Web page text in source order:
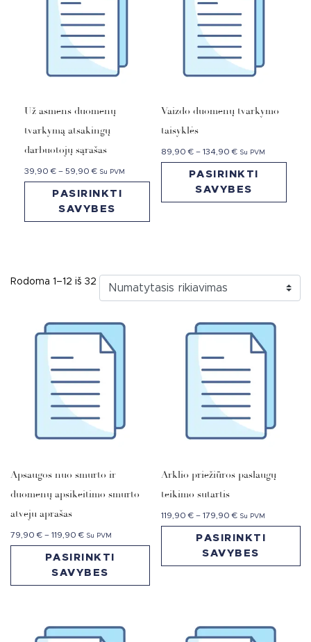
Už asmens duomenų
tvarkymą atsakingų
darbuotojų sąrašas
39,90€ – 59,90€ Su PVM
PASIRINKTI
SAVYBES
Vaizdo duomenų tvarkymo
taisyklės
89,90€ – 134,90€ Su PVM
PASIRINKTI
SAVYBES
Rodoma 1–12 iš 32
Apsaugos nuo smurto ir
duomenų apsikeitimo smurto
atveju aprašas
79,90€ – 119,90€ Su PVM
PASIRINKTI
SAVYBES
Arklio priežiūros paslaugų
teikimo sutartis
119,90€ – 179,90€ Su PVM
PASIRINKTI
SAVYBES